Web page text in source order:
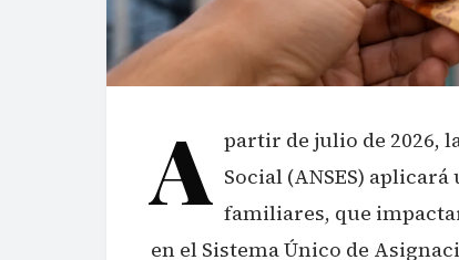
A partir de julio de 2026,
Social (ANSES)
familiares, que
en el Sistema Único de